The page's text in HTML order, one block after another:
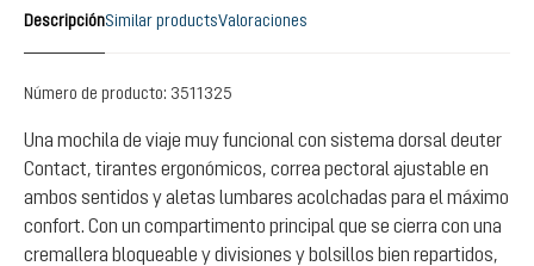
DescripciónSimilar productsValoraciones
Número de producto: 3511325
Una mochila de viaje muy funcional con sistema dorsal deuter
Contact, tirantes ergonómicos, correa pectoral ajustable en
ambos sentidos y aletas lumbares acolchadas para el máximo
confort. Con un compartimento principal que se cierra con una
cremallera bloqueable y divisiones y bolsillos bien repartidos,